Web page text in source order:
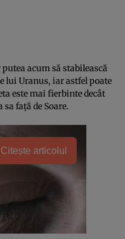
acum să stabilească
lui Uranus, iar astfel poate
este mai fierbinte decât
față de Soare.
Citește articolul